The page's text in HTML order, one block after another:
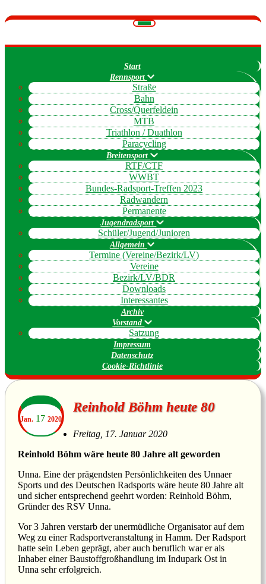
Navigation
Start
Rennsport
Straße
Bahn
Cross/Querfeldein
MTB
Triathlon / Duathlon
Paracycling
Breitensport
RTF/CTF
WWBT
Bundes-Radsport-Treffen 2023
Radwandern
Permanente
Jugendradsport
Schüler/Jugend/Junioren
Allgemein
Termine (Vereine/Bezirk/LV)
Vereine
Bezirk/LV/BDR
Downloads
Interessantes
Archiv
Vorstand
Satzung
Impressum
Datenschutz
Cookie-Richtlinie
Jan. 17 2020
Reinhold Böhm heute 80
Freitag, 17. Januar 2020
Reinhold Böhm wäre heute 80 Jahre alt geworden
Unna. Eine der prägendsten Persönlichkeiten des Unnaer
Sports und des Deutschen Radsports wäre heute 80 Jahre alt
und sicher entsprechend geehrt worden: Reinhold Böhm,
Gründer des RSV Unna.
Vor 3 Jahren verstarb der unermüdliche Organisator auf dem
Weg zu einer Radsportveranstaltung in Hamm. Der Radsport
hatte sein Leben geprägt, aber auch beruflich war er als
Inhaber einer Baustoffgroßhandlung im Indupark Ost in
Unna sehr erfolgreich.